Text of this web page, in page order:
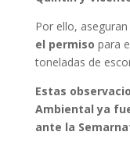
Por ello, aseguran
el permiso para
toneladas de
Estas
Ambiental ya
ante la